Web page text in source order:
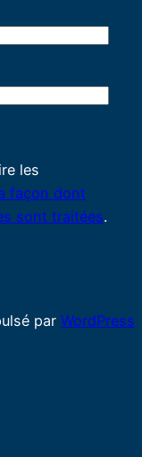
les
façon dont
sont traitées.
par WordPress